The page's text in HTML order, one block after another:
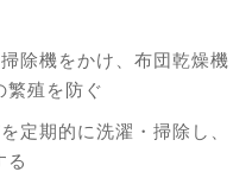
除機をかけ、布団乾燥機
繁殖を防ぐ
定期的に洗濯・掃除し、
る